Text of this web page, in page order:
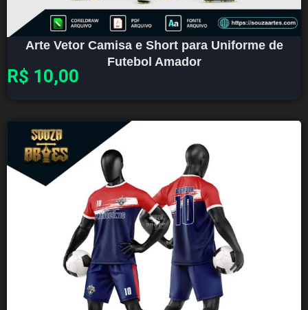
Arte Vetor Camisa e Short para Uniforme de
Futebol Amador
R$ 10,00